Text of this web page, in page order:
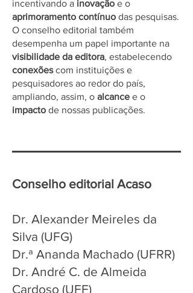
incentivando a inovação e o
aprimoramento contínuo das pesquisas.
O conselho editorial também
desempenha um papel importante na
visibilidade da editora, estabelecendo
conexõescom instituições e
pesquisadores ao redor do país,
ampliando, assim, o alcance e o
impacto de nossas publicações.
Conselho editorial Acaso
Dr. Alexander Meireles da
Silva (UFG)
Dr.ª Ananda Machado (UFRR)
Dr. André C. de Almeida
Cardoso (UFF)